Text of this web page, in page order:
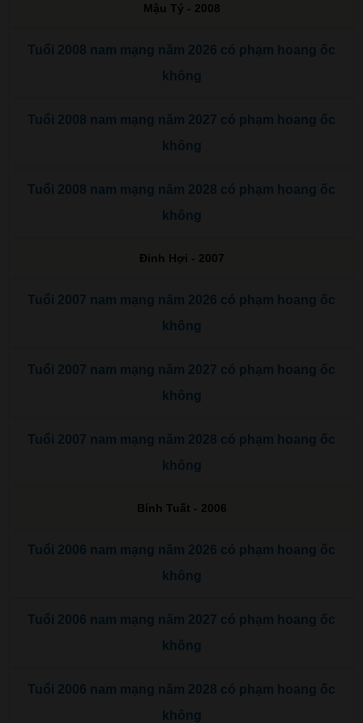
Mậu Tý - 2008
Tuổi 2008 nam mạng năm 2026 có phạm hoang ốc
không
Tuổi 2008 nam mạng năm 2027 có phạm hoang ốc
không
Tuổi 2008 nam mạng năm 2028 có phạm hoang ốc
không
Đinh Hợi - 2007
Tuổi 2007 nam mạng năm 2026 có phạm hoang ốc
không
Tuổi 2007 nam mạng năm 2027 có phạm hoang ốc
không
Tuổi 2007 nam mạng năm 2028 có phạm hoang ốc
không
Bính Tuất - 2006
Tuổi 2006 nam mạng năm 2026 có phạm hoang ốc
không
Tuổi 2006 nam mạng năm 2027 có phạm hoang ốc
không
Tuổi 2006 nam mạng năm 2028 có phạm hoang ốc
không